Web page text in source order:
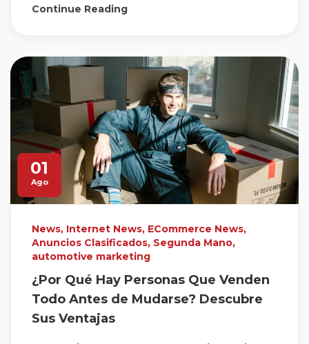
Continue Reading
01
Ago
News, Internet News, ECommerce News,
Anuncios Clasificados, Segunda Mano,
automotive marketing
¿Por Qué Hay Personas Que Venden
Todo Antes de Mudarse? Descubre
Sus Ventajas